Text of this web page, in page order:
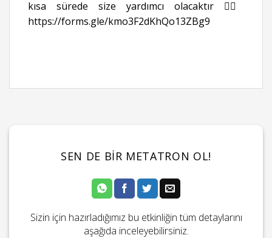
kısa sürede size yardımcı olacaktır 👉🏻
https://forms.gle/kmo3F2dKhQo13ZBg9
SEN DE BIR METATRON OL!
Sizin için hazırladığımız bu etkinliğin tüm detaylarını
aşağıda inceleyebilirsiniz.